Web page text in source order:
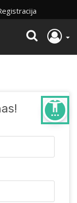
settings_accessibility